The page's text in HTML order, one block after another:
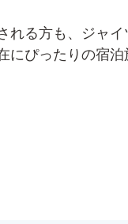
れる方も、ジャ
にぴったりの宿